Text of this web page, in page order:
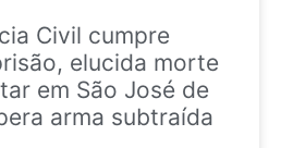
Civil cumpre
elucida morte
em São José de
arma subtraída